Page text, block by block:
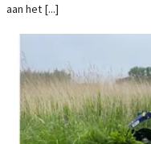
aan het [...]